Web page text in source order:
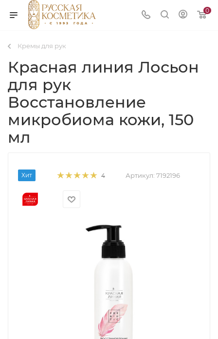
0
Кремы для рук
Красная линия Лосьон
для рук
Восстановление
микробиома кожи, 150
мл
Хит 4 Артикул: 7192196